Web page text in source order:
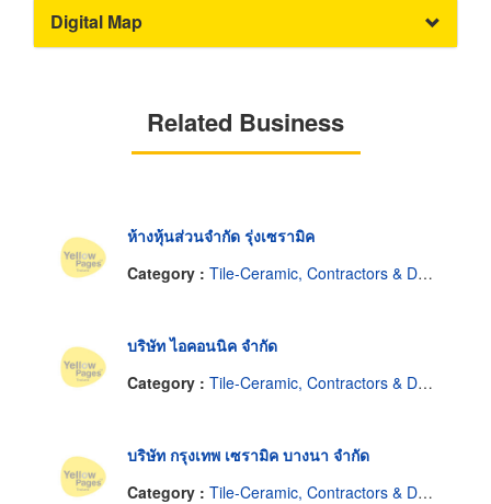
Digital Map
Related Business
ห้างหุ้นส่วนจำกัด รุ่งเซรามิค
Category : Tile-Ceramic, Contractors & Dealers
บริษัท ไอคอนนิค จำกัด
Category : Tile-Ceramic, Contractors & Dealers
บริษัท กรุงเทพ เซรามิค บางนา จำกัด
Category : Tile-Ceramic, Contractors & Dealers